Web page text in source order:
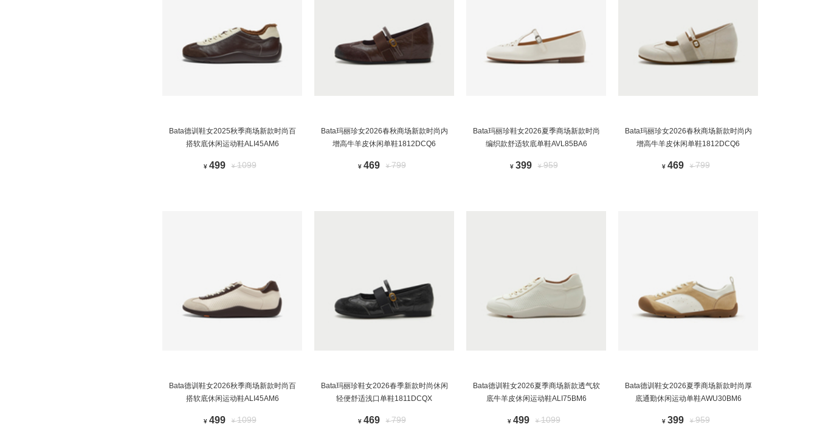
Bata德训鞋女2025秋季商场新款时尚百
搭软底休闲运动鞋ALI45AM6
¥ 499 ¥1099
Bata玛丽珍女2026春秋商场新款时尚内
增高牛羊皮休闲单鞋1812DCQ6
¥ 469 ¥799
Bata玛丽珍鞋女2026夏季商场新款时尚
编织款舒适软底单鞋AVL85BA6
¥ 399 ¥959
Bata玛丽珍女2026春秋商场新款时尚内
增高牛羊皮休闲单鞋1812DCQ6
¥ 469 ¥799
Bata德训鞋女2026秋季商场新款时尚百
搭软底休闲运动鞋ALI45AM6
¥ 499 ¥1099
Bata玛丽珍鞋女2026春季新款时尚休闲
轻便舒适浅口单鞋1811DCQX
¥ 469 ¥799
Bata德训鞋女2026夏季商场新款透气软
底牛羊皮休闲运动鞋ALI75BM6
¥ 499 ¥1099
Bata德训鞋女2026夏季商场新款时尚厚
底通勤休闲运动单鞋AWU30BM6
¥ 399 ¥959